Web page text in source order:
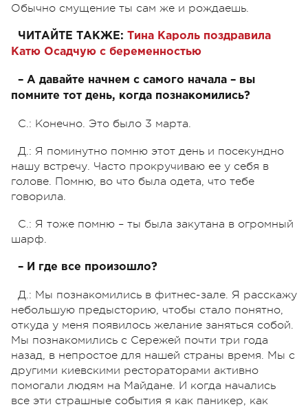
Обычно смущение ты сам же и рождаешь.
ЧИТАЙТЕ ТАКЖЕ: Тина Кароль поздравила
Катю Осадчую с беременностью
– А давайте начнем с самого начала – вы
помните тот день, когда познакомились?
С.: Конечно. Это было 3 марта.
Д.: Я поминутно помню этот день и посекундно
нашу встречу. Часто прокручиваю ее у себя в
голове. Помню, во что была одета, что тебе
говорила.
С.: Я тоже помню – ты была закутана в огромный
шарф.
– И где все произошло?
Д.: Мы познакомились в фитнес-зале. Я расскажу
небольшую предысторию, чтобы стало понятно,
откуда у меня появилось желание заняться собой.
Мы познакомились с Сережей почти три года
назад, в непростое для нашей страны время. Мы с
другими киевскими рестораторами активно
помогали людям на Майдане. И когда начались
все эти страшные события я как паникер, как